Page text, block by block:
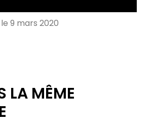
9 mars 2020
LA MÊME